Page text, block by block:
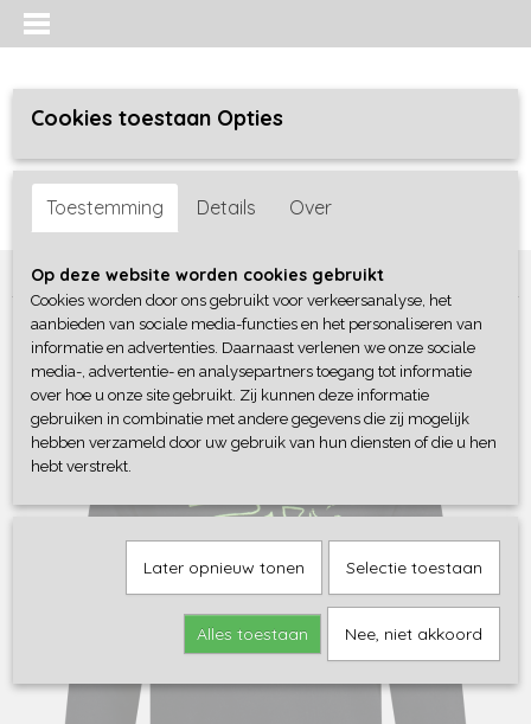
Inloggen Registreren
Home >Jongens>Shirts / Polo's / Overhemd>4President
Cookies toestaan Opties
Toestemming Details Over
Op deze website worden cookies gebruikt
Cookies worden door ons gebruikt voor verkeersanalyse, het
aanbieden van sociale media-functies en het personaliseren van
informatie en advertenties. Daarnaast verlenen we onze sociale
media-, advertentie- en analysepartners toegang tot informatie
over hoe u onze site gebruikt. Zij kunnen deze informatie
gebruiken in combinatie met andere gegevens die zij mogelijk
hebben verzameld door uw gebruik van hun diensten of die u hen
hebt verstrekt.
Later opnieuw tonen Selectie toestaan
Alles toestaan Nee, niet akkoord